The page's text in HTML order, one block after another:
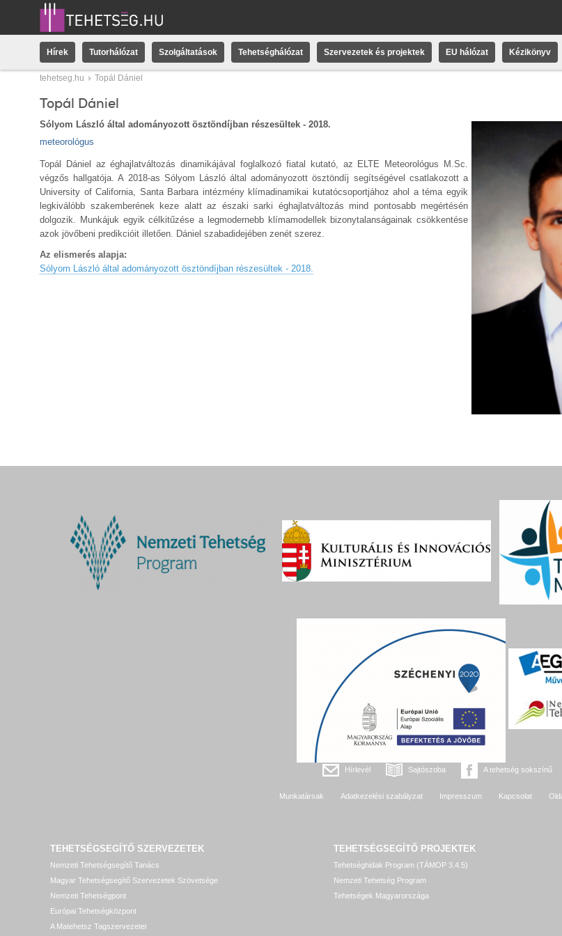
Hírek Tutorhálózat Szolgáltatások Tehetséghálózat Szervezetek és projektek EU hálózat Kézikönyv
tehetseg.hu Topál Dániel
Topál Dániel
Sólyom László által adományozott ösztöndíjban részesültek - 2018.
meteorológus
Topál Dániel az éghajlatváltozás dinamikájával foglalkozó fiatal kutató, az ELTE Meteorológus M.Sc.
végzős hallgatója. A 2018-as Sólyom László által adományozott ösztöndíj segítségével csatlakozott a
University of California, Santa Barbara intézmény klímadinamikai kutatócsoportjához ahol a téma egyik
legkiválóbb szakemberének keze alatt az északi sarki éghajlatváltozás mind pontosabb megértésén
dolgozik. Munkájuk egyik célkitűzése a legmodernebb klímamodellek bizonytalanságainak csökkentése
azok jövőbeni predikcióit illetően. Dániel szabadidejében zenét szerez.
Az elismerés alapja:
Sólyom László által adományozott ösztöndíjban részesültek - 2018.
Hírlevél Sajtószoba A tehetség sokszínű
Munkatársak Adatkezelési szabályzat Impresszum Kapcsolat
TEHETSÉGSEGÍTŐ SZERVEZETEK
Nemzeti Tehetségsegítő Tanács
Magyar Tehetségsegítő Szervezetek Szövetsége
Nemzeti Tehetségpont
Európai Tehetségközpont
A Matehetsz Tagszervezetei
TEHETSÉGSEGÍTŐ PROJEKTEK
Tehetséghidak Program (TÁMOP 3.4.5)
Nemzeti Tehetség Program
Tehetségek Magyarországa